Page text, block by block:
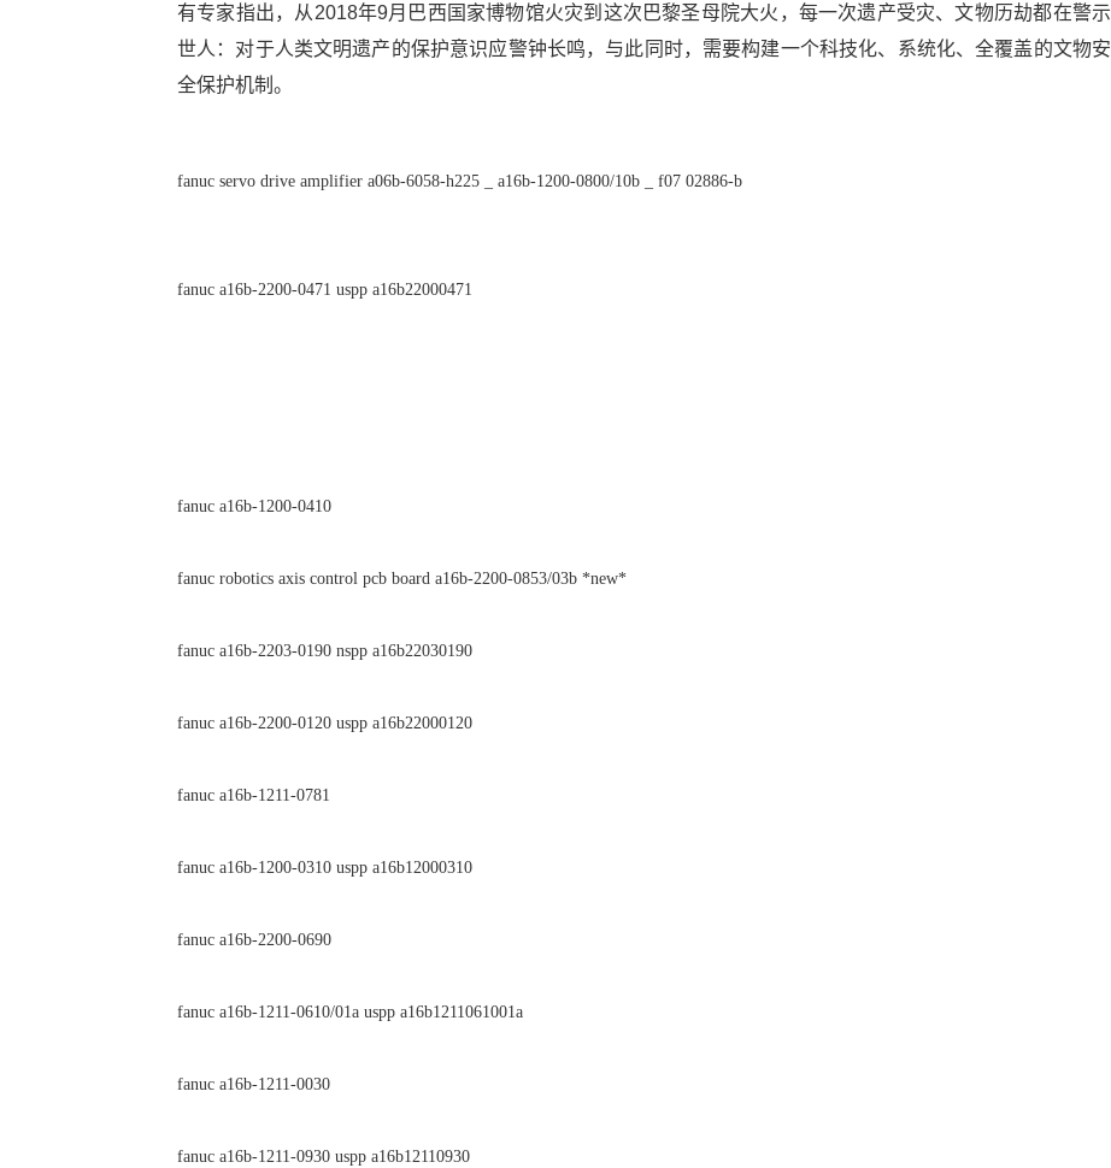
有专家指出，从2018年9月巴西国家博物馆火灾到这次巴黎圣母院大火，每一次遗产受灾、文物历劫都在警示
世人：对于人类文明遗产的保护意识应警钟长鸣，与此同时，需要构建一个科技化、系统化、全覆盖的文物安
全保护机制。
fanuc servo drive amplifier a06b-6058-h225 _ a16b-1200-0800/10b _ f07 02886-b
fanuc a16b-2200-0471 uspp a16b22000471
fanuc a16b-1200-0410
fanuc robotics axis control pcb board a16b-2200-0853/03b *new*
fanuc a16b-2203-0190 nspp a16b22030190
fanuc a16b-2200-0120 uspp a16b22000120
fanuc a16b-1211-0781
fanuc a16b-1200-0310 uspp a16b12000310
fanuc a16b-2200-0690
fanuc a16b-1211-0610/01a uspp a16b1211061001a
fanuc a16b-1211-0030
fanuc a16b-1211-0930 uspp a16b12110930